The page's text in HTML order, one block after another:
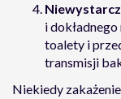
i
toalety i
transmisji
Niekiedy